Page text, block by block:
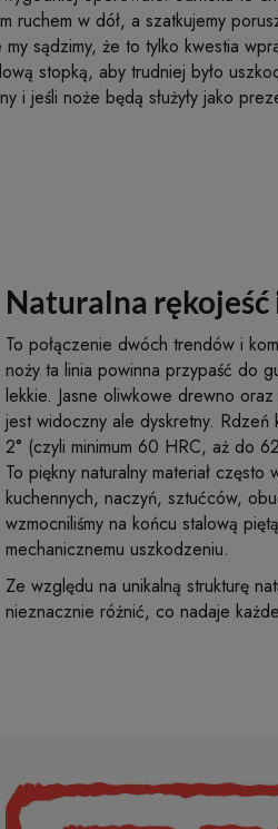
ruchem w dół, a szatkujemy
sądzimy, że to tylko kwestia
stopką, aby trudniej było
i jeśli noże będą służyły jako
Naturalna
To połączenie dwóch trendów i
noży ta linia powinna przypaść do
lekkie. Jasne oliwkowe drewno
jest widoczny ale dyskretny.
2° (czyli minimum 60 HRC, aż do
To piękny naturalny materiał
kuchennych, naczyń, sztućców,
wzmocniliśmy na końcu stalową
mechanicznemu uszkodzeniu.
Ze względu na unikalną strukturę
nieznacznie różnić, co nadaje